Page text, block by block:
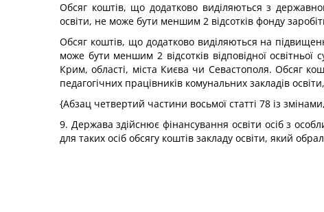
Обсяг коштів, що додатково виділяються з
освіти, не може бути меншим 2 відсотків фонду
Обсяг коштів, що додатково виділяються на
може бути меншим 2 відсотків відповідної
Крим, області, міста Києва чи Севастополя. Обсяг
педагогічних працівників комунальних закладів
{Абзац четвертий частини восьмої статті 78 із
9. Держава здійснює фінансування освіти осіб з
для таких осіб обсягу коштів закладу освіти, який